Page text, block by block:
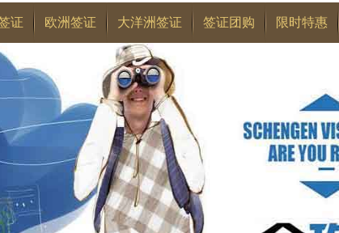
尼亚共和国|多哥共和国|巴
证 欧洲签证 大洋洲签证 签证团购 限时特惠